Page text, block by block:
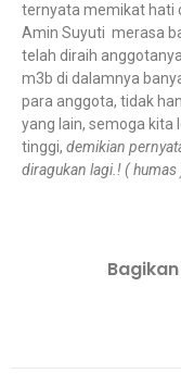
ternyata memikat hati
Amin Suyuti merasa
telah diraih
m3b di dalamnya
para anggota, tidak
yang lain, semoga kita
tinggi, demikian
diragukan lagi.! ( humas